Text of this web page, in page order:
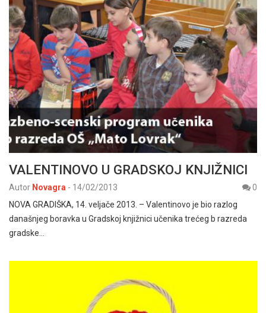
VALENTINOVO U GRADSKOJ KNJIŽNICI
Autor Novagra - 14/02/2013
0
NOVA GRADIŠKA, 14. veljače 2013. – Valentinovo je bio razlog
današnjeg boravka u Gradskoj knjižnici učenika trećeg b razreda
gradske…